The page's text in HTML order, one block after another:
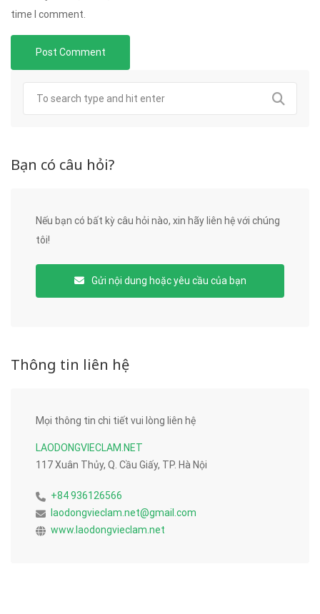
time I comment.
Bạn có câu hỏi?
Nếu bạn có bất kỳ câu hỏi nào, xin hãy liên hệ với chúng
tôi!
Gửi nội dung hoặc yêu cầu của bạn
Thông tin liên hệ
Mọi thông tin chi tiết vui lòng liên hệ
LAODONGVIECLAM.NET
117 Xuân Thủy, Q. Cầu Giấy, TP. Hà Nội
+84 936126566
laodongvieclam.net@gmail.com
www.laodongvieclam.net